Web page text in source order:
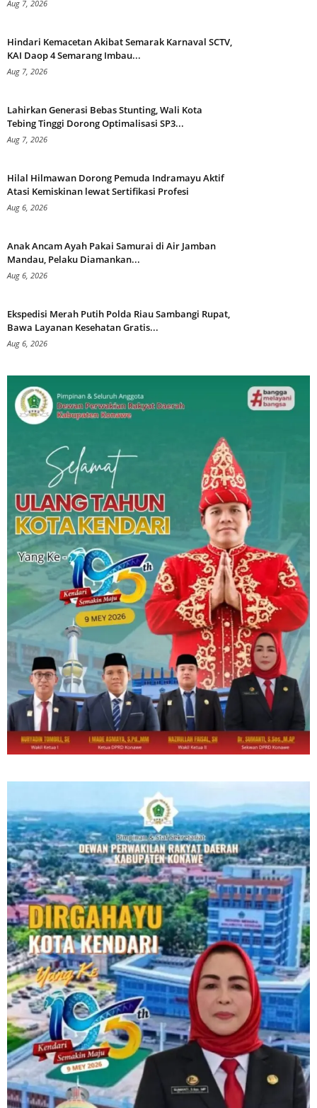
Aug 7, 2026
Hindari Kemacetan Akibat Semarak Karnaval SCTV,
KAI Daop 4 Semarang Imbau...
Aug 7, 2026
Lahirkan Generasi Bebas Stunting, Wali Kota
Tebing Tinggi Dorong Optimalisasi SP3...
Aug 7, 2026
Hilal Hilmawan Dorong Pemuda Indramayu Aktif
Atasi Kemiskinan lewat Sertifikasi Profesi
Aug 6, 2026
Anak Ancam Ayah Pakai Samurai di Air Jamban
Mandau, Pelaku Diamankan...
Aug 6, 2026
Ekspedisi Merah Putih Polda Riau Sambangi Rupat,
Bawa Layanan Kesehatan Gratis...
Aug 6, 2026